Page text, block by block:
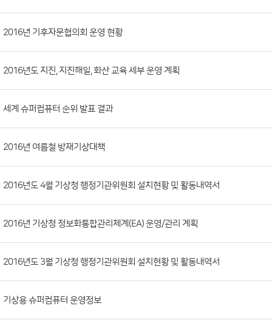
류,
첨
부
일,
조
회
2016년 기후자문협의회 운영 현황
2016년도 지진, 지진해일, 화산 교육 세부 운영 계획
세계 슈퍼컴퓨터 순위 발표 결과
2016년 여름철 방재기상대책
2016년도 4월 기상청 행정기관위원회 설치현황 및 활동내역서
2016년 기상청 정보화통합관리체계(EA) 운영/관리 계획
2016년도 3월 기상청 행정기관위원회 설치현황 및 활동내역서
기상용 슈퍼컴퓨터 운영정보